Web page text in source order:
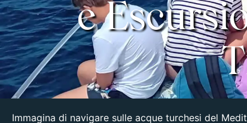
e
Immagina di navigare sulle acque turchesi del